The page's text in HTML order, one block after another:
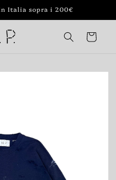
Italia sopra i 200€
Carrello